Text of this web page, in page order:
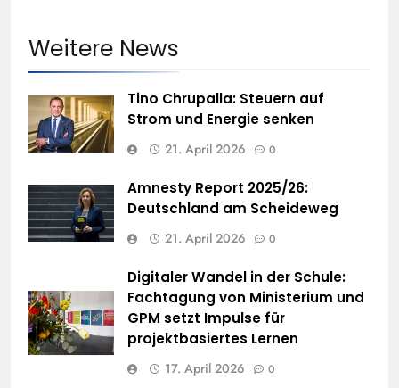
Weitere News
Tino Chrupalla: Steuern auf
Strom und Energie senken
21. April 2026 0
Amnesty Report 2025/26:
Deutschland am Scheideweg
21. April 2026 0
Digitaler Wandel in der Schule:
Fachtagung von Ministerium und
GPM setzt Impulse für
projektbasiertes Lernen
17. April 2026 0